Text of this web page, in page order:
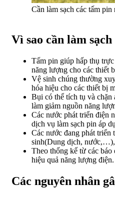
Cần làm sạch các tấm
Vì sao cần làm
Tấm pin giúp hấp thụ
năng lượng cho các thiết
Vệ sinh chúng thường
hóa hiệu cho các thiết bị
Bụi có thể tích tụ và chặn
làm giảm nguồn năng
Các nước phát triển điện
dịch vụ làm sạch pin áp
Các nước đang phát triển
sinh(Dung dịch, nước,…),
Theo thống kế từ các báo
hiệu quả năng lượng điện.
Các nguyên nhân